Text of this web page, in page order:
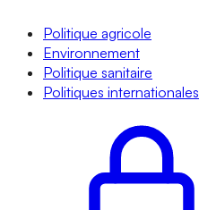
Politique agricole
Environnement
Politique sanitaire
Politiques internationales